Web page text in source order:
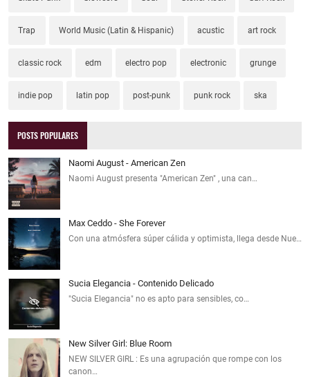
Trap World Music (Latin & Hispanic) acustic art rock
classic rock edm electro pop electronic grunge
indie pop latin pop post-punk punk rock ska
POSTS POPULARES
Naomi August - American Zen
Naomi August presenta "American Zen" , una can…
Max Ceddo - She Forever
Con una atmósfera súper cálida y optimista, llega desde Nue…
Sucia Elegancia - Contenido Delicado
"Sucia Elegancia" no es apto para sensibles, co…
New Silver Girl: Blue Room
NEW SILVER GIRL : Es una agrupación que rompe con los
canon…